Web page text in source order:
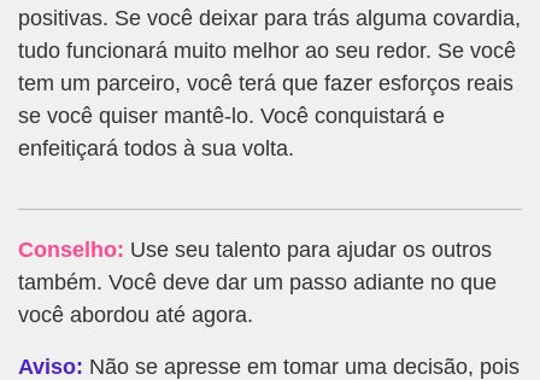
positivas. Se você deixar para trás alguma covardia,
tudo funcionará muito melhor ao seu redor. Se você
tem um parceiro, você terá que fazer esforços reais
se você quiser mantê-lo. Você conquistará e
enfeitiçará todos à sua volta.
Conselho: Use seu talento para ajudar os outros
também. Você deve dar um passo adiante no que
você abordou até agora.
Aviso: Não se apresse em tomar uma decisão, pois